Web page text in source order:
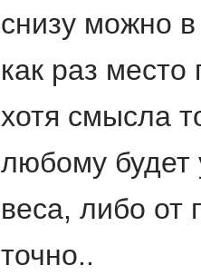
снизу можно
как раз
хотя смысла
любому
веса, либо от
точно..